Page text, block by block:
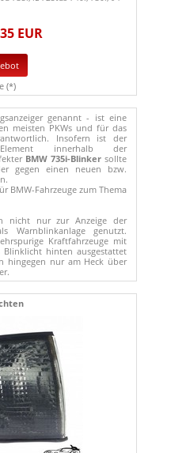
EUR
(*)
genannt - ist eine
meisten PKWs und für das
Insofern ist der
innerhalb der
BMW 735i-Blinker sollte
gegen einen neuen bzw.
BMW-Fahrzeuge zum Thema
nicht nur zur Anzeige der
Warnblinkanlage genutzt.
Kraftfahrzeuge mit
hinten ausgestattet
hingegen nur am Heck über